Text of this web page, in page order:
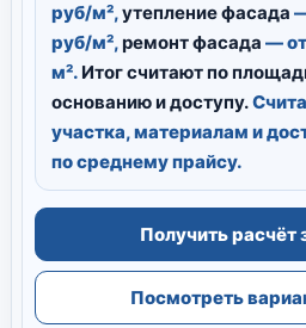
руб/м²,утепление фасада
руб/м²,ремонт фасада —
м². Итог считают по
основанию и доступу.
участка, материалам и
по среднему прайсу.
Получить расчёт
Посмотреть